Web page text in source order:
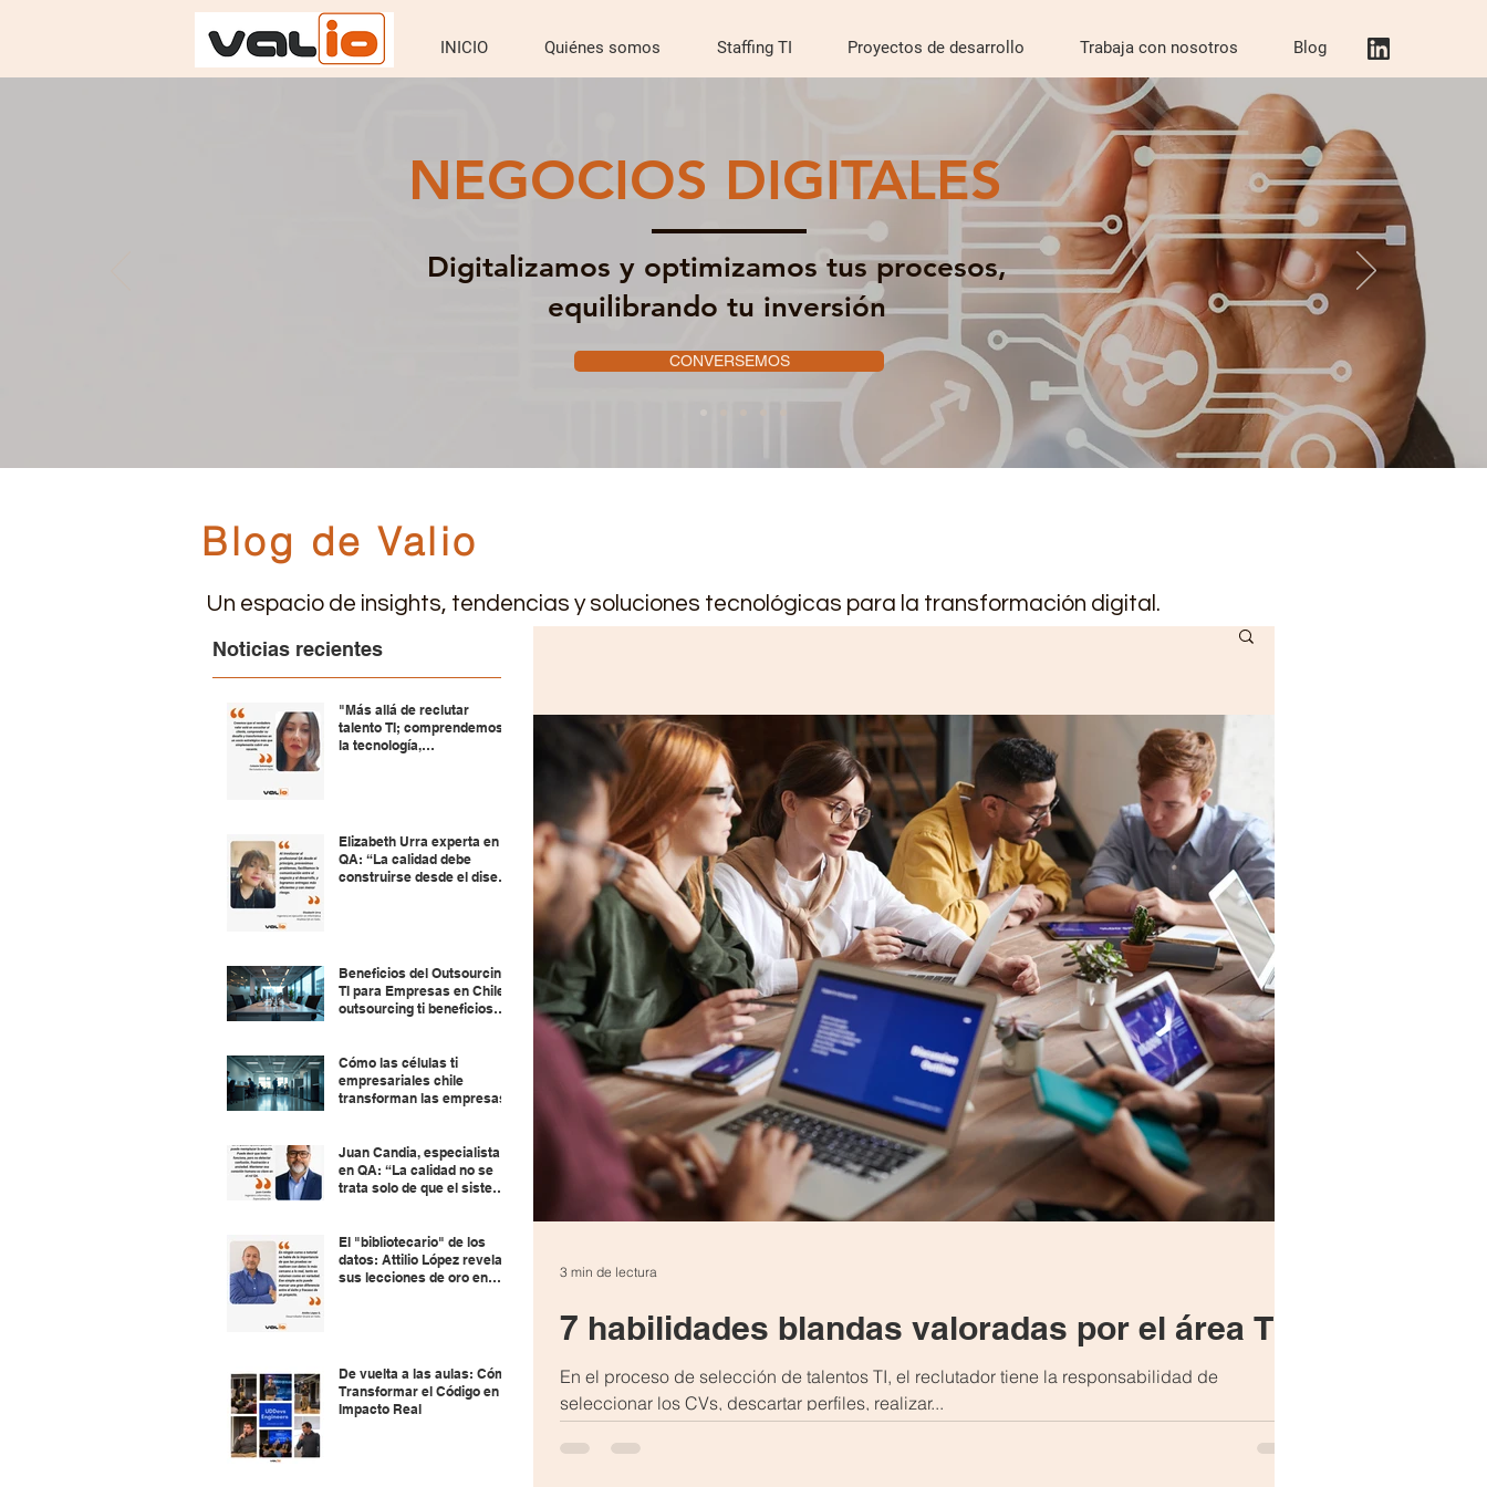
INICIO Quiénes somos Staffing TI Proyectos de desarrollo Trabaja con nosotros Blog
NEGOCIOS DIGITALES
Digitalizamos y optimizamos tus procesos,
equilibrando tu inversión
CONVERSEMOS
Blog de Valio
Un espacio de insights, tendencias y soluciones tecnológicas para la transformación digital.
Noticias recientes
"Más allá de reclutar
talento TI; comprendemos
la tecnología,
Elizabeth Urra experta en
QA: “La calidad debe
construirse desde el diseño
Beneficios del Outsourcing
TI para Empresas en Chile:
outsourcing ti beneficios
Cómo las células ti
empresariales chile
transforman las empresas
Juan Candia, especialista
en QA: “La calidad no se
trata solo de que el sistema
para usarlo.”
El "bibliotecario" de los
datos: Attilio López revela
sus lecciones de oro en
De vuelta a las aulas: Cómo
Transformar el Código en
Impacto Real
7 habilidades blandas valoradas por el área TI
En el proceso de selección de talentos TI, el reclutador tiene la responsabilidad de
seleccionar los CVs, descartar perfiles, realizar...
3 min de lectura